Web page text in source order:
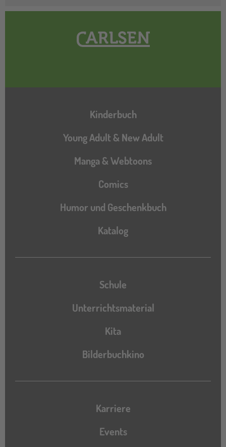
Hauptnavigation
Kinderbuch
Young Adult & New Adult
Manga & Webtoons
Comics
Humor und Geschenkbuch
Katalog
Katalog
Schule
Unterrichtsmaterial
Kita
Bilderbuchkino
Karriere
Events